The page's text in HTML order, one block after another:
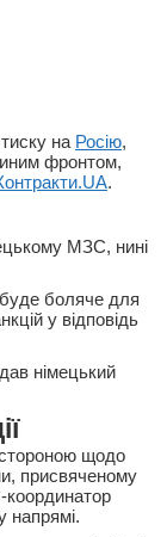
на Росію,
фронтом,
.
МЗС, нині
боляче для
у відповідь
німецький
щодо
присвяченому
напрямі.